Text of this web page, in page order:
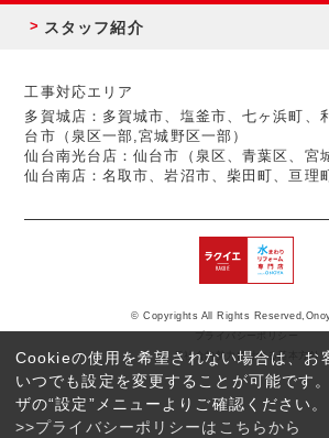
Cookieの使用を希望されない場合は、お
いつでも設定を変更することが可能です
ザの“設定”メニューよりご確認ください。
>>プライバシーポリシーはこちらから
反社会的勢力に対する基本方針
© Copyrights All Rights
スタッフ紹介
工事対応エリア
多賀城店：多賀城市、塩釜市、七ヶ浜町、
台市（泉区一部,宮城野区一部）
仙台南光台店：仙台市（泉区、青葉区、宮
仙台南店：名取市、岩沼市、柴田町、亘理